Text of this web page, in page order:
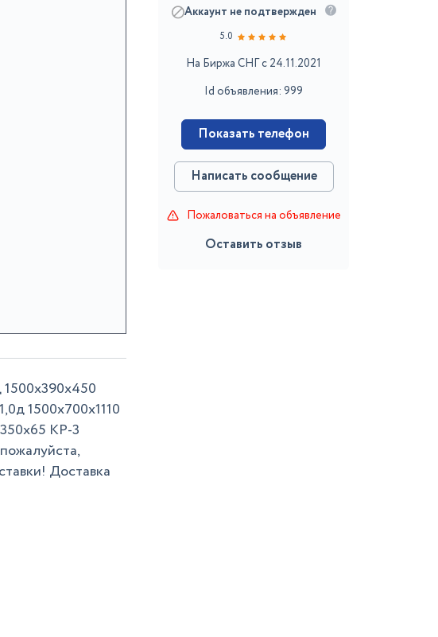
1500х700х1110
КР-3
Доставка
Аккаунт не подтвержден
5.0
На Биржа СНГ с 24.11.2021
Id объявления: 999
Показать телефон
Написать сообщение
Пожаловаться на объявление
Оставить отзыв